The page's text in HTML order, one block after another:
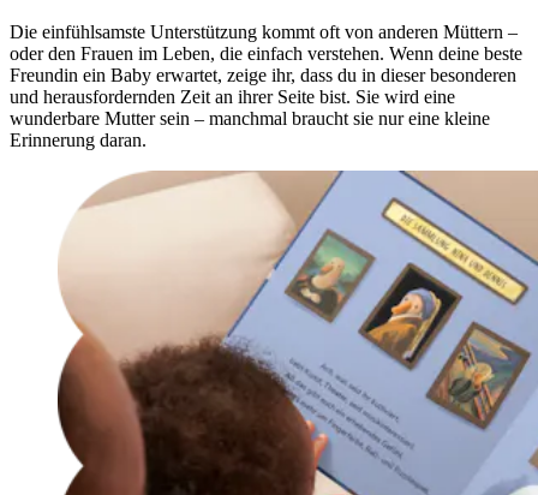
Die einfühlsamste Unterstützung kommt oft von anderen Müttern –
oder den Frauen im Leben, die einfach verstehen. Wenn deine beste
Freundin ein Baby erwartet, zeige ihr, dass du in dieser besonderen
und herausfordernden Zeit an ihrer Seite bist. Sie wird eine
wunderbare Mutter sein – manchmal braucht sie nur eine kleine
Erinnerung daran.